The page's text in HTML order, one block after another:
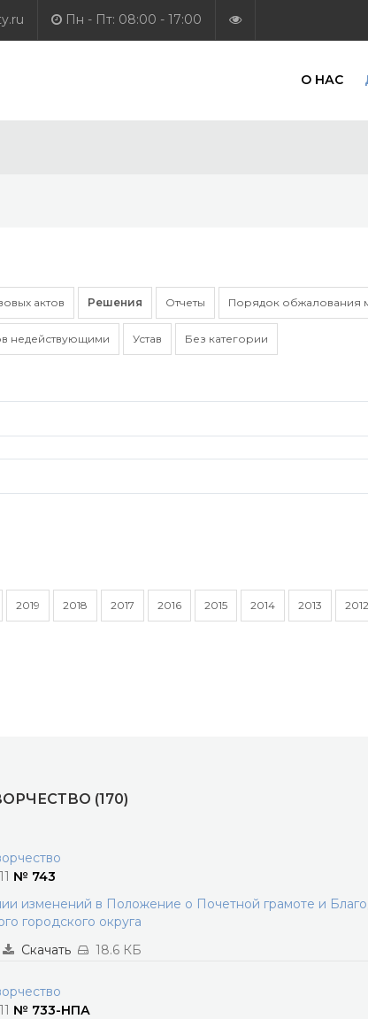
Пн - Пт: 08:00 - 17:00
О НАС
актов Решения Отчеты Порядок обжалования
недействующими Устав Без категории
2019 2018 2017 2016 2015 2014 2013 2012
(170)
№ 743
изменений в Положение о Почетной грамоте и
городского округа
Скачать 18.6 КБ
№ 733-НПА